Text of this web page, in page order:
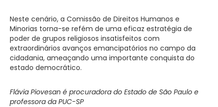
Neste cenário, a Comissão de Direitos Humanos e
Minorias torna-se refém de uma eficaz estratégia de
poder de grupos religiosos insatisfeitos com
extraordinários avanços emancipatórios no campo da
cidadania, ameaçando uma importante conquista do
estado democrático.
Flávia Piovesan é procuradora do Estado de São Paulo e
professora da PUC-SP